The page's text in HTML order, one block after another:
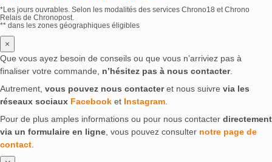
*Les jours ouvrables. Selon les modalités des services Chrono18 et Chrono
Relais de Chronopost.
** dans les zones géographiques éligibles
×
Que vous ayez besoin de conseils ou que vous n’arriviez pas à
finaliser votre commande, n’hésitez pas à nous contacter.
Autrement, vous pouvez nous contacteret nous suivre via les
réseaux sociaux Facebook et Instagram.
Pour de plus amples informations ou pour nous contacter directement
via un formulaire en ligne, vous pouvez consulter notre page de
contact.